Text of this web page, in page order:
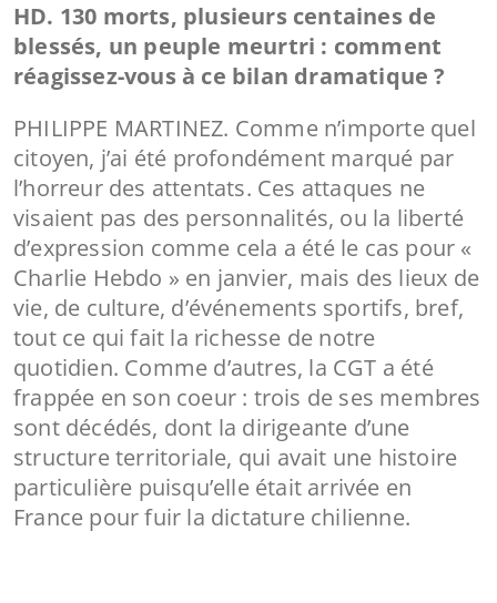
HD. 130 morts, plusieurs centaines de
blessés, un peuple meurtri : comment
réagissez-vous à ce bilan dramatique ?
PHILIPPE MARTINEZ. Comme n’importe quel
citoyen, j’ai été profondément marqué par
l’horreur des attentats. Ces attaques ne
visaient pas des personnalités, ou la liberté
d’expression comme cela a été le cas pour «
Charlie Hebdo » en janvier, mais des lieux de
vie, de culture, d’événements sportifs, bref,
tout ce qui fait la richesse de notre
quotidien. Comme d’autres, la CGT a été
frappée en son coeur : trois de ses membres
sont décédés, dont la dirigeante d’une
structure territoriale, qui avait une histoire
particulière puisqu’elle était arrivée en
France pour fuir la dictature chilienne.